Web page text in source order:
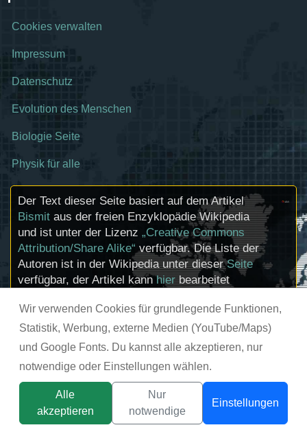
Wir verwenden Cookies für grundlegende Funktionen,
Statistik, Werbung, externe Medien (YouTube/Maps)
und Google Fonts. Du kannst alle akzeptieren, nur
notwendige oder Einstellungen wählen.
Alle
akzeptieren
Nur
notwendige
Einstellungen
Cookies verwalten
Impressum
Datenschutz
Evolution des Menschen
Biologie Seite
Physik für alle
Der Text dieser Seite basiert auf dem Artikel
Bismit aus der freien Enzyklopädie Wikipedia
und ist unter der Lizenz „Creative Commons
Attribution/Share Alike“ verfügbar. Die Liste der
Autoren ist in der Wikipedia unter dieserSeite
verfügbar, der Artikel kannhierbearbeitet
zum Lizenzstatus eingebundener Mediendateien
(etwa Bilder oder Videos) können im Regelfall
durch Anklicken dieser abgerufen werden.
© chemie-schule.de 2026